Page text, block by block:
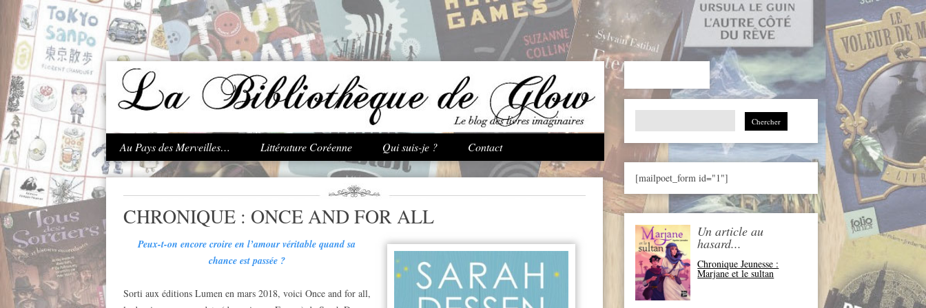
.
Aller au contenu principal
Au Pays des Merveilles… Littérature Coréenne Qui suis-je ? Contact
Search
[mailpoet_form id="1"]
Un article au
hasard...
Chronique Jeunesse :
Marjane et le sultan
CHRONIQUE : ONCE AND FOR ALL
Peux-t-on encore croire en l’amour véritable quand sa
chance est passée ?
Sorti aux éditions Lumen en mars 2018, voici Once and for all,